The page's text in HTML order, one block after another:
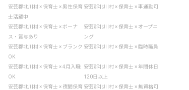
安芸郡北川村 × 保育士 × 男性保育
士活躍中
安芸郡北川村 × 保育士 × 車通勤可
安芸郡北川村 × 保育士 × ボーナ
ス・賞与あり
安芸郡北川村 × 保育士 × オープニ
ング
安芸郡北川村 × 保育士 × ブランク
OK
安芸郡北川村 × 保育士 × 臨時職員
安芸郡北川村 × 保育士 × 4月入職
OK
安芸郡北川村 × 保育士 × 年間休日
120日以上
安芸郡北川村 × 保育士 × 夜間保育 安芸郡北川村 × 保育士 × 無資格可